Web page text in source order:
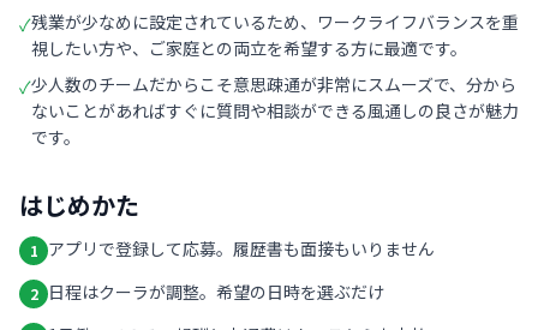
✓残業が少なめに設定されているため、ワークライフバランスを重
視したい方や、ご家庭との両立を希望する方に最適です。
✓少人数のチームだからこそ意思疎通が非常にスムーズで、分から
ないことがあればすぐに質問や相談ができる風通しの良さが魅力
です。
はじめかた
1 アプリで登録して応募。履歴書も面接もいりません
2 日程はクーラが調整。希望の日時を選ぶだけ